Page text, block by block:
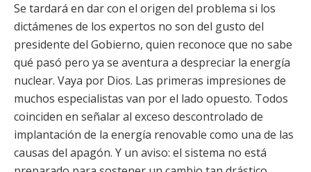
Se tardará en dar con el origen del problema si los
dictámenes de los expertos no son del gusto del
presidente del Gobierno, quien reconoce que no sabe
qué pasó pero ya se aventura a despreciar la energía
nuclear. Vaya por Dios. Las primeras impresiones de
muchos especialistas van por el lado opuesto. Todos
coinciden en señalar al exceso descontrolado de
implantación de la energía renovable como una de las
causas del apagón. Y un aviso: el sistema no está